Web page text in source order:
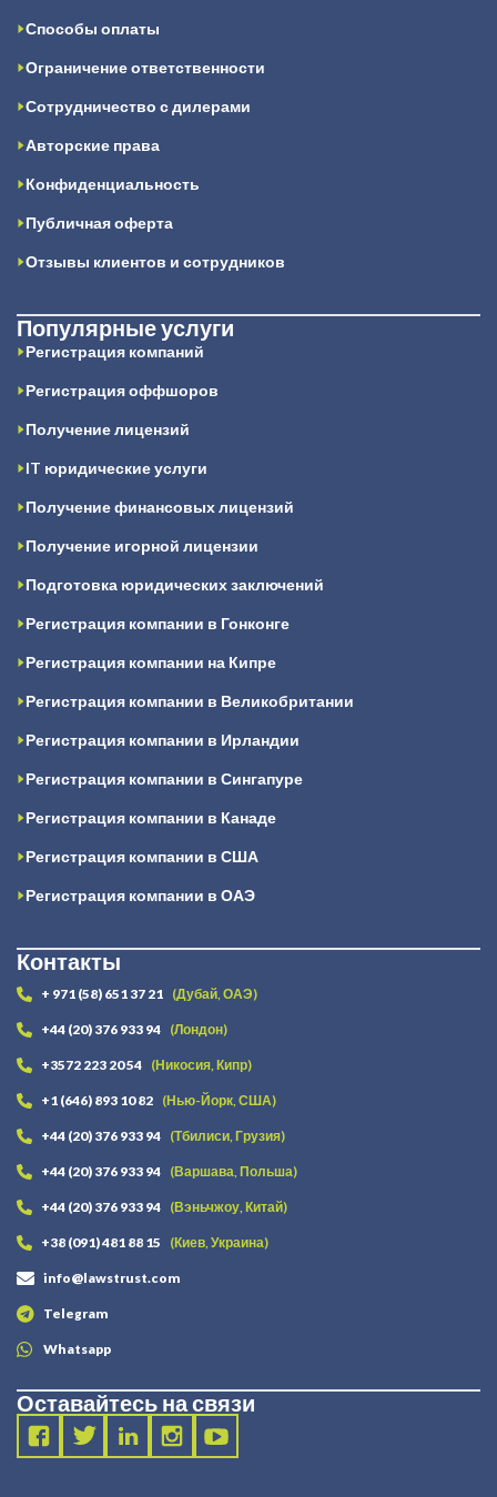
Способы оплаты
Ограничение ответственности
Сотрудничество с дилерами
Авторские права
Конфиденциальность
Публичная оферта
Отзывы клиентов и сотрудников
Популярные услуги
Регистрация компаний
Регистрация оффшоров
Получение лицензий
IT юридические услуги
Получение финансовых лицензий
Получение игорной лицензии
Подготовка юридических заключений
Регистрация компании в Гонконге
Регистрация компании на Кипре
Регистрация компании в Великобритании
Регистрация компании в Ирландии
Регистрация компании в Сингапуре
Регистрация компании в Канаде
Регистрация компании в США
Регистрация компании в ОАЭ
Контакты
+ 971 (58) 651 37 21 (Дубай, ОАЭ)
+44 (20) 376 933 94 (Лондон)
+3572 223 20 54 (Никосия, Кипр)
+1 (646) 893 10 82 (Нью-Йорк, США)
+44 (20) 376 933 94 (Тбилиси, Грузия)
+44 (20) 376 933 94 (Варшава, Польша)
+44 (20) 376 933 94 (Вэньчжоу, Китай)
+38 (091) 481 88 15 (Киев, Украина)
info@lawstrust.com
Telegram
Whatsapp
Оставайтесь на связи